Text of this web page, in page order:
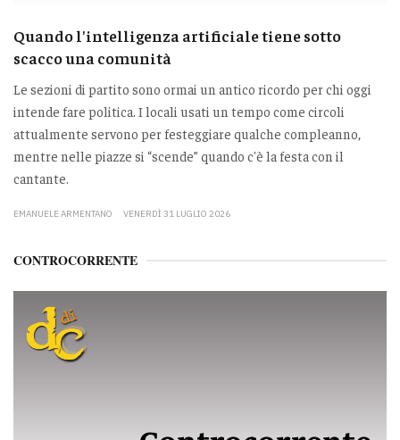
Quando l'intelligenza artificiale tiene sotto
scacco una comunità
Le sezioni di partito sono ormai un antico ricordo per chi oggi
intende fare politica. I locali usati un tempo come circoli
attualmente servono per festeggiare qualche compleanno,
mentre nelle piazze si “scende” quando c'è la festa con il
cantante.
EMANUELE ARMENTANO VENERDÌ 31 LUGLIO 2026
CONTROCORRENTE